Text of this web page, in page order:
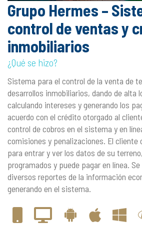
Grupo Hermes –
control de ventas y
inmobiliarios
¿Qué se hizo?
Sistema para el control de la venta de
desarrollos inmobiliarios, dando de alta
calculando intereses y generando los
acuerdo con el crédito otorgado al
control de cobros en el sistema y en
comisiones y penalizaciones. El cliente
para entrar y ver los datos de su
programados y puede pagar en línea.
diversos reportes de la información
generando en el sistema.